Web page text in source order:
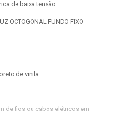
de baixa tensão
OCTOGONAL FUNDO FIXO
de vinila
de fios ou cabos elétricos em